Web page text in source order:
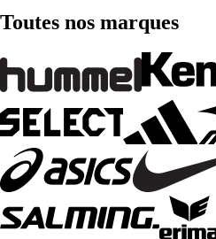
Toutes nos marques